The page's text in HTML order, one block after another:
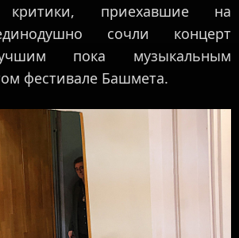
критики, приехавшие на
сочли концерт
пока музыкальным
фестивале Башмета.